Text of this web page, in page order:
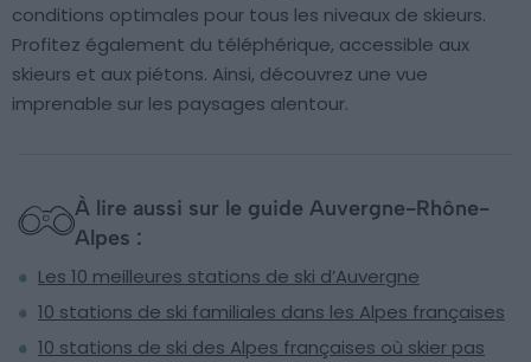
conditions optimales pour tous les niveaux de skieurs.
Profitez également du téléphérique, accessible aux
skieurs et aux piétons. Ainsi, découvrez une vue
imprenable sur les paysages alentour.
À lire aussi sur le guide Auvergne-Rhône-
Alpes :
Les 10 meilleures stations de ski d’Auvergne
10 stations de ski familiales dans les Alpes françaises
10 stations de ski des Alpes françaises où skier pas